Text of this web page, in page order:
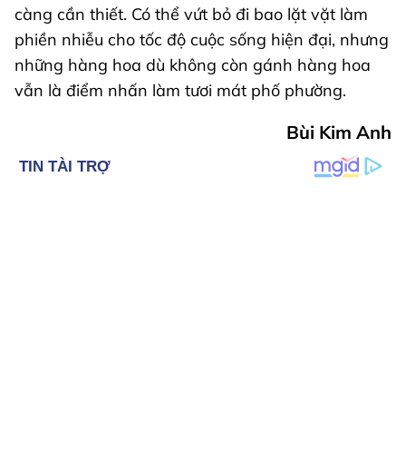
càng cần thiết. Có thể vứt bỏ đi bao lặt vặt làm
phiền nhiễu cho tốc độ cuộc sống hiện đại, nhưng
những hàng hoa dù không còn gánh hàng hoa
vẫn là điểm nhấn làm tươi mát phố phường.
Bùi Kim Anh